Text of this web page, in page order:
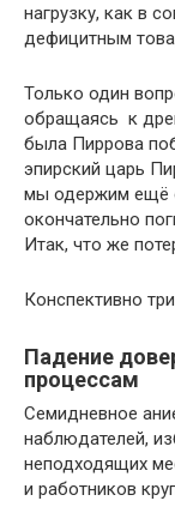
нагрузку, как в
дефицитным
Только один
обращаясь к
была Пиррова
эпирский царь
мы одержим ещё
окончательно
Итак, что же
Конспективно
Падение
процессам
Семидневное
наблюдателей,
неподходящих
и работников